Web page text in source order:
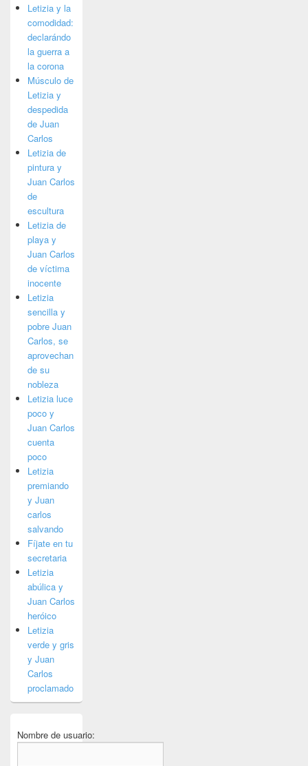
Letizia y la
comodidad:
declarándo
la guerra a
la corona
Músculo de
Letizia y
despedida
de Juan
Carlos
Letizia de
pintura y
Juan Carlos
de
escultura
Letizia de
playa y
Juan Carlos
de víctima
inocente
Letizia
sencilla y
pobre Juan
Carlos, se
aprovechan
de su
nobleza
Letizia luce
poco y
Juan Carlos
cuenta
poco
Letizia
premiando
y Juan
carlos
salvando
Fíjate en tu
secretaria
Letizia
abúlica y
Juan Carlos
heróico
Letizia
verde y gris
y Juan
Carlos
proclamado
Nombre de usuario: